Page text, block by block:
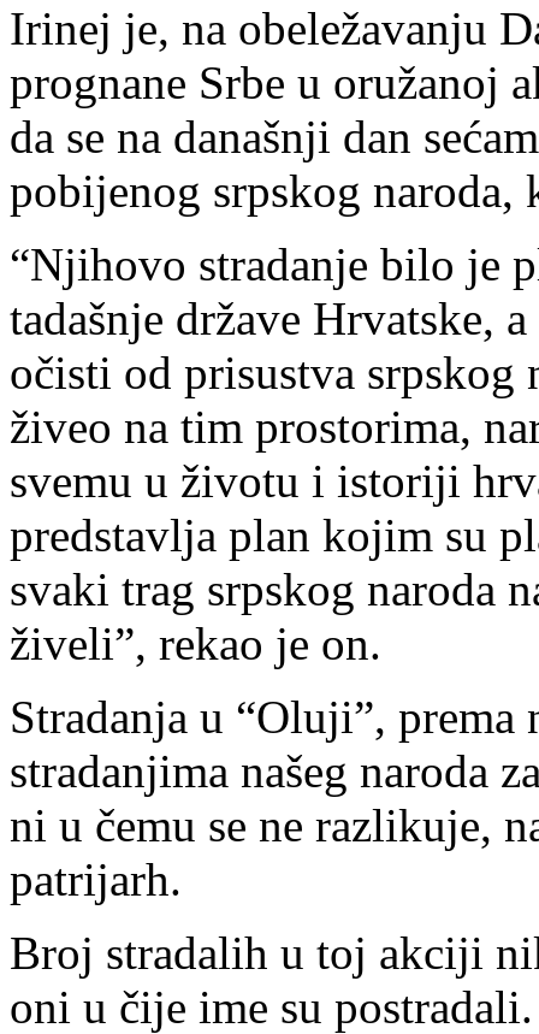
Irinej je, na obeležavanju
prognane Srbe u oružanoj
da se na današnji dan
pobijenog srpskog naroda,
“Njihovo stradanje bilo je
tadašnje države Hrvatske,
očisti od prisustva
živeo na tim prostorima,
svemu u životu i istoriji
predstavlja plan kojim su
svaki trag srpskog naroda
živeli”, rekao je on.
Stradanja u “Oluji”,
stradanjima našeg naroda
ni u čemu se ne razlikuje,
patrijarh.
Broj stradalih u toj akciji
oni u čije ime su postradali.